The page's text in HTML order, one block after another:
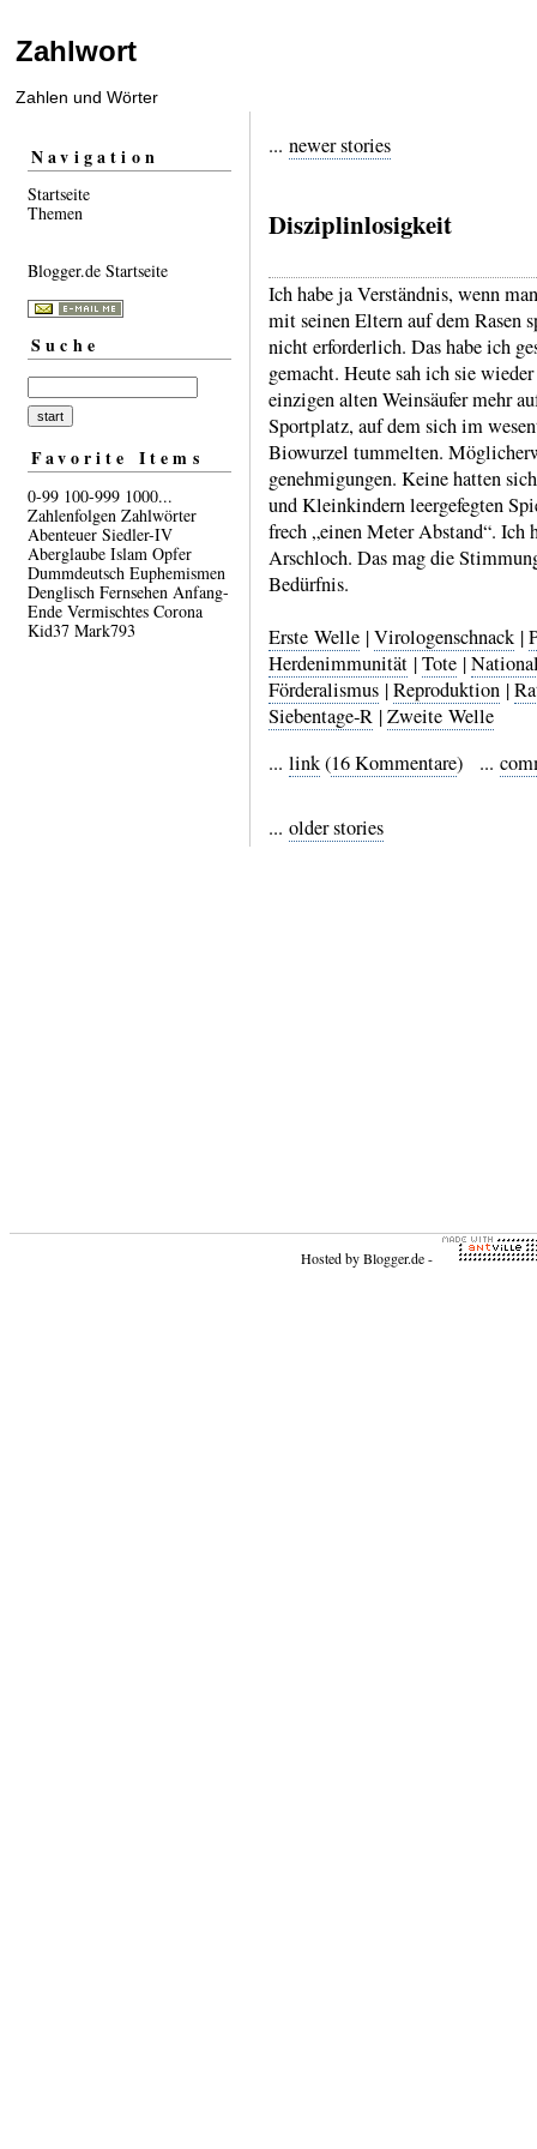
Zahlwort
Zahlen und Wörter
Navigation
Startseite
Themen
Blogger.de Startseite
Suche
Favorite Items
0-99 100-999 1000...
Zahlenfolgen Zahlwörter
Abenteuer Siedler-IV
Aberglaube Islam Opfer
Dummdeutsch Euphemismen
Denglisch Fernsehen Anfang-
Ende Vermischtes Corona
Kid37 Mark793
... newer stories
Disziplinlosigkeit
Ich habe ja Verständnis, wenn
mit seinen Eltern auf dem Rasen
nicht erfor­derlich. Das habe ich
gemacht. Heute sah ich sie
einzigen alten Wein­säufer mehr
Sport­platz, auf dem sich im
Biowurzel tummelten.
genehmi­gungen. Keine hatten
und Klein­kindern leerge­fegten
frech „einen Meter Abstand“. Ich
Arsch­loch. Das mag die
Bedürfnis.
Erste Welle |Virologenschnack |
Herdenimmunität |Tote |
Förderalismus |Reproduktion |
Siebentage‑R |Zweite Welle
... link(16 Kommentare) ...
... older stories
Hosted byBlogger.de-